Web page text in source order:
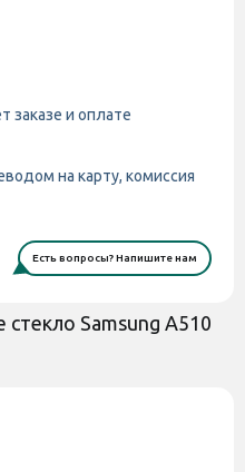
заказе и оплате
на карту, комиссия
Есть вопросы? Напишите нам
Samsung A510